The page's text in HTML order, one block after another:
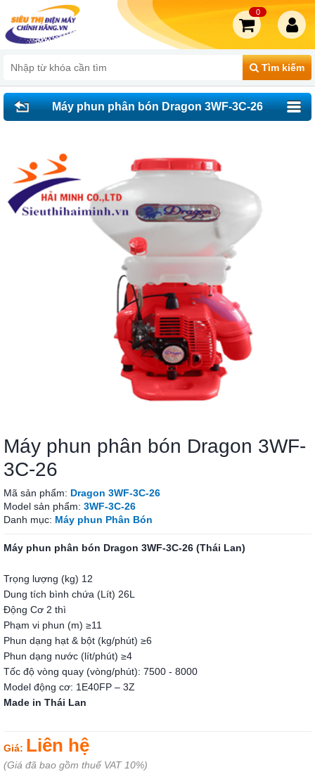
Tìm kiếm
0
Máy phun phân bón Dragon 3WF-3C-26
Máy phun phân bón Dragon 3WF-
3C-26
Mã sản phẩm: Dragon 3WF-3C-26
Model sản phẩm: 3WF-3C-26
Danh mục: Máy phun Phân Bón
Máy phun phân bón Dragon 3WF-3C-26 (Thái Lan)
Trọng lượng (kg) 12
Dung tích bình chứa (Lít) 26L
Động Cơ 2 thì
Phạm vi phun (m) ≥11
Phun dạng hạt & bột (kg/phút) ≥6
Phun dạng nước (lít/phút) ≥4
Tốc độ vòng quay (vòng/phút): 7500 - 8000
Model động cơ: 1E40FP – 3Z
Made in Thái Lan
Giá: Liên hệ
(Giá đã bao gồm thuế VAT 10%)